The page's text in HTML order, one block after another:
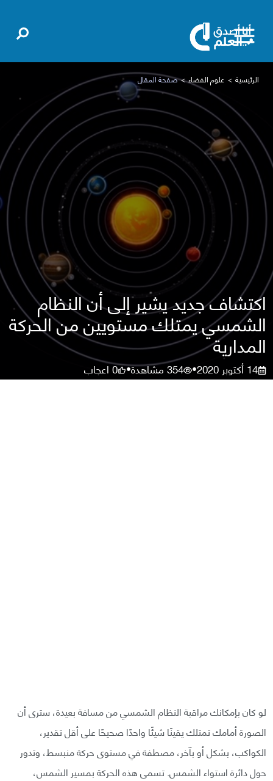
الرئيسية علوم الفضاء صفحة المقال
اكتشاف جديد يشير إلى أن النظام
الشمسي يمتلك مستويين من الحركة
المدارية
14 أكتوبر 2020 •
354مشاهدة•
0اعجاب
لو كان بإمكانك مراقبة النظام الشمسي من مسافة بعيدة، سترى أن
الصورة أمامك تمتلك يقينًا شيئًا واحدًا صحيحًا على أقل تقدير،
الكواكب، بشكل أو بآخر، مصطفة في مستوى حركة منبسط، وتدور
حول دائرة استواء الشمس. تسمى هذه الحركة بمسير الشمس،